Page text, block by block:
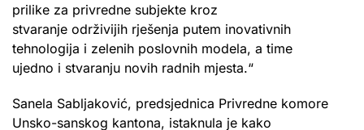
prilike za privredne subjekte kroz
stvaranje održivijih rješenja putem inovativnih
tehnologija i zelenih poslovnih modela, a time
ujedno i stvaranju novih radnih mjesta.“
Sanela Sabljaković, predsjednica Privredne komore
Unsko-sanskog kantona, istaknula je kako